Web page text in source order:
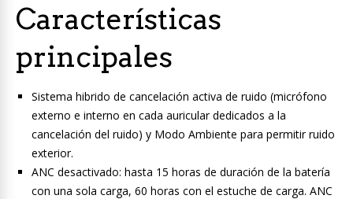
Características
principales
Sistema hibrido de cancelación activa de ruido (micrófono
externo e interno en cada auricular dedicados a la
cancelación del ruido) y Modo Ambiente para permitir ruido
exterior.
ANC desactivado: hasta 15 horas de duración de la batería
con una sola carga, 60 horas con el estuche de carga. ANC